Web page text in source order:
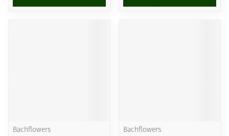
Bachflowers Bachflowers